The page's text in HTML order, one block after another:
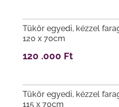
Tükör egyedi, kézzel
120 x 70cm
120 .000 Ft
Tükör egyedi, kézzel
115 x 70cm